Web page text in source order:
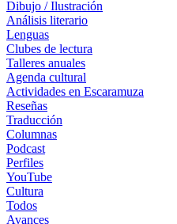
Dibujo / Ilustración
Análisis literario
Lenguas
Clubes de lectura
Talleres anuales
Agenda cultural
Actividades en Escaramuza
Reseñas
Traducción
Columnas
Podcast
Perfiles
YouTube
Cultura
Todos
Avances